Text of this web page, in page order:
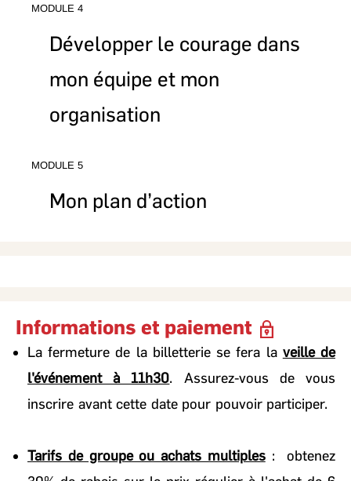
MODULE 4
Développer le courage dans
mon équipe et mon
organisation
MODULE 5
Mon plan d’action
Informations et paiement
La fermeture de la billetterie se fera la veille de
l'événement à 11h30. Assurez-vous de vous
inscrire avant cette date pour pouvoir participer.
Tarifs de groupe ou achats multiples: obtenez